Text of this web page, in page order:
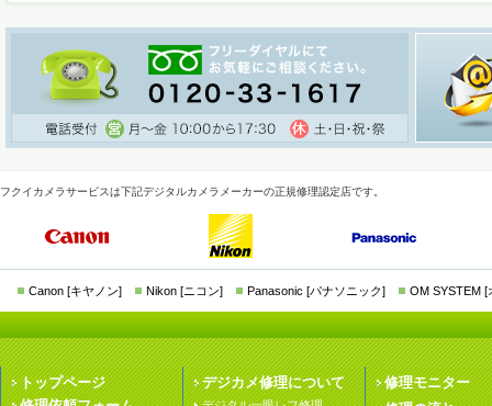
フクイカメラサービスは下記デジタルカメラメーカーの正規修理認定店です。
Canon [キヤノン] Nikon [ニコン] Panasonic [パナソニック] OM SYSTEM [
トップページ
デジカメ修理について
修理モニター